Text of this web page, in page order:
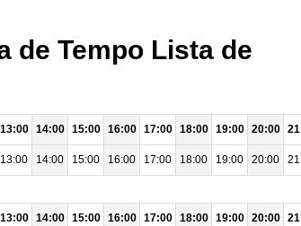
de Tempo Lista de
13:00 14:00 15:00 16:00 17:00 18:00 19:00 20:00
13:00 14:00 15:00 16:00 17:00 18:00 19:00 20:00
13:00 14:00 15:00 16:00 17:00 18:00 19:00 20:00